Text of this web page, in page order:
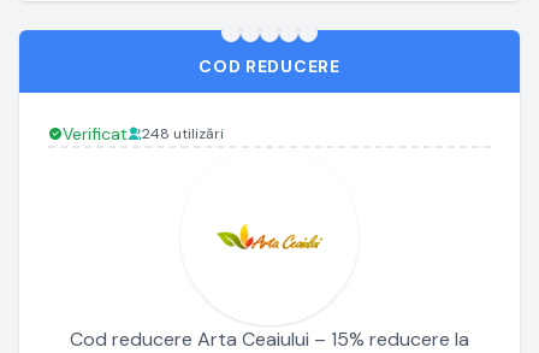
COD REDUCERE
Verificat 248 utilizări
Cod reducere Arta Ceaiului – 15% reducere la